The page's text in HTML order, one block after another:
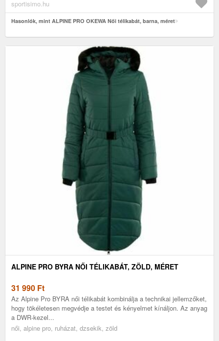
sportisimo.hu
Hasonlók, mint ALPINE PRO OKEWA Női télikabát, barna, méret
ALPINE PRO BYRA NŐI TÉLIKABÁT, ZÖLD, MÉRET
31 990 Ft
Az Alpine Pro BYRA női télikabát kombinálja a technikai jellemzőket,
hogy tökéletesen megvédje a testet és kényelmet kínáljon. Az anyag
a DWR-kezel...
női, alpine pro, ruházat, dzsekik, zöld